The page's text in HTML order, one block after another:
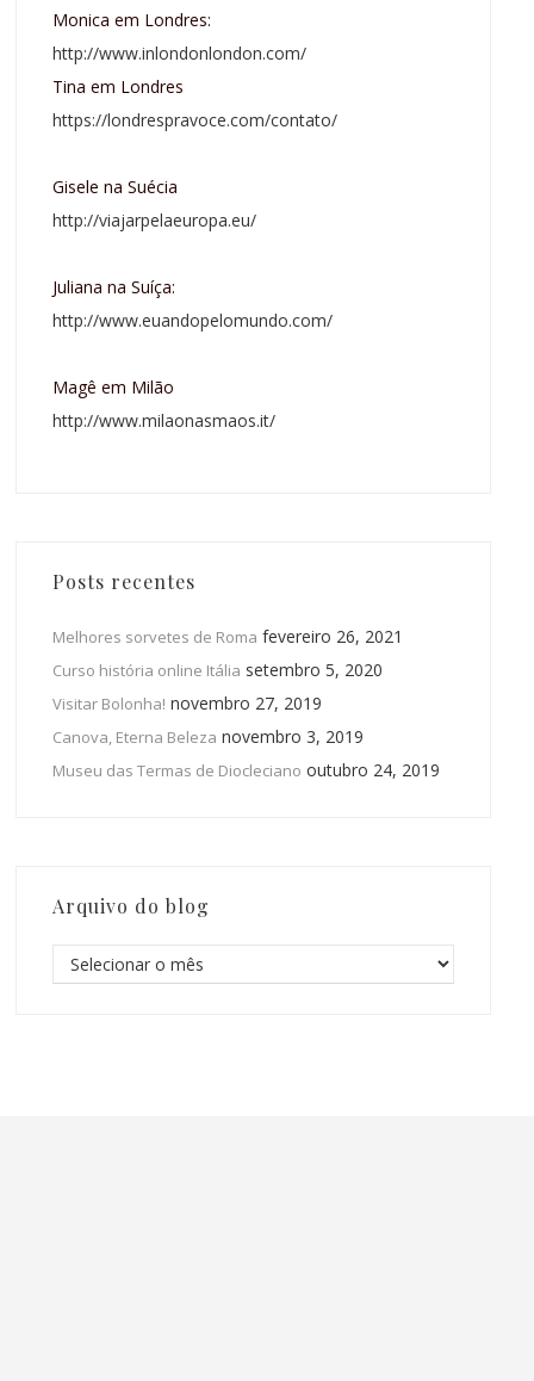
Monica em Londres:
http://www.inlondonlondon.com/
Tina em Londres
https://londrespravoce.com/contato/
Gisele na Suécia
http://viajarpelaeuropa.eu/
Juliana na Suíça:
http://www.euandopelomundo.com/
Magê em Milão
http://www.milaonasmaos.it/
Posts recentes
Melhores sorvetes de Roma fevereiro 26, 2021
Curso história online Itália setembro 5, 2020
Visitar Bolonha! novembro 27, 2019
Canova, Eterna Beleza novembro 3, 2019
Museu das Termas de Diocleciano outubro 24, 2019
Arquivo do blog